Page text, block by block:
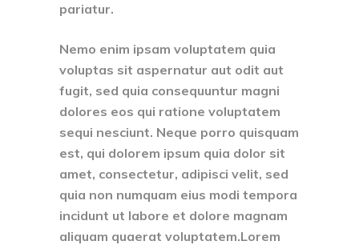
pariatur.
Nemo enim ipsam voluptatem quia
voluptas sit aspernatur aut odit aut
fugit, sed quia consequuntur magni
dolores eos qui ratione voluptatem
sequi nesciunt. Neque porro quisquam
est, qui dolorem ipsum quia dolor sit
amet, consectetur, adipisci velit, sed
quia non numquam eius modi tempora
incidunt ut labore et dolore magnam
aliquam quaerat voluptatem.Lorem